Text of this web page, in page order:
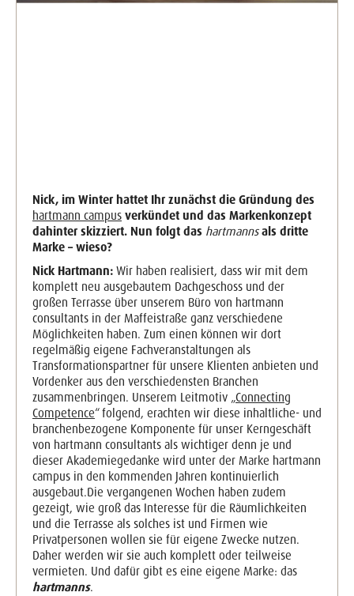
Nick, im Winter hattet Ihr zunächst die Gründung des
hartmann campus verkündet und das Markenkonzept
dahinter skizziert. Nun folgt das hartmannsals dritte
Marke – wieso?
Nick Hartmann: Wir haben realisiert, dass wir mit dem
komplett neu ausgebautem Dachgeschoss und der
großen Terrasse über unserem Büro von hartmann
consultants in der Maffeistraße ganz verschiedene
Möglichkeiten haben. Zum einen können wir dort
regelmäßig eigene Fachveranstaltungen als
Transformationspartner für unsere Klienten anbieten und
Vordenker aus den verschiedensten Branchen
zusammenbringen. Unserem Leitmotiv „Connecting
Competence“ folgend, erachten wir diese inhaltliche- und
branchenbezogene Komponente für unser Kerngeschäft
von hartmann consultants als wichtiger denn je und
dieser Akademiegedanke wird unter der Marke hartmann
campus in den kommenden Jahren kontinuierlich
ausgebaut.Die vergangenen Wochen haben zudem
gezeigt, wie groß das Interesse für die Räumlichkeiten
und die Terrasse als solches ist und Firmen wie
Privatpersonen wollen sie für eigene Zwecke nutzen.
Daher werden wir sie auch komplett oder teilweise
vermieten. Und dafür gibt es eine eigene Marke: das
hartmanns.